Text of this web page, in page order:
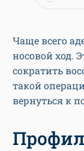
Чаще всего
носовой ход.
сократить
такой
вернуться к